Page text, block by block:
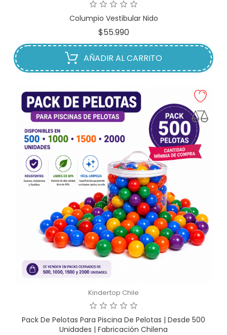
Columpio Vestibular Nido
$55.990Precio
AÑADIR AL CARRITO
Kindertop Chile
Pack De Pelotas Para Piscina De Pelotas | Desde 500
Unidades | Fabricación Chilena